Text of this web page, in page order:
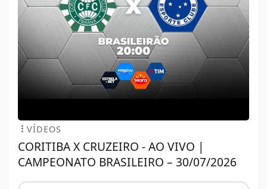
VÍDEOS
CORITIBA X CRUZEIRO - AO VIVO |
CAMPEONATO BRASILEIRO – 30/07/2026